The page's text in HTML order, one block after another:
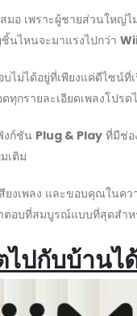
อ เพราะผู้ชายส่วนให
นไหนจะมาแรงไปกว่า
ม่ได้อยู่ที่เพียงแค่ดีไซน์
ทุกรายละเอียดเพลงโปรด
งก์ชัน Plug & Play ที่มีช่อ
เติม
งเพลง และขอบคุณในค
ตอบที่สมบูรณ์แบบที่สุดสำห
ปกับบ้านไ